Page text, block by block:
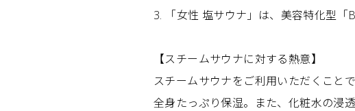
3. 「女性 塩サウナ」は、美容特化型
【スチームサウナに対する熱意】
スチームサウナをご利用いただくこと
全身たっぷり保湿。また、化粧水の浸